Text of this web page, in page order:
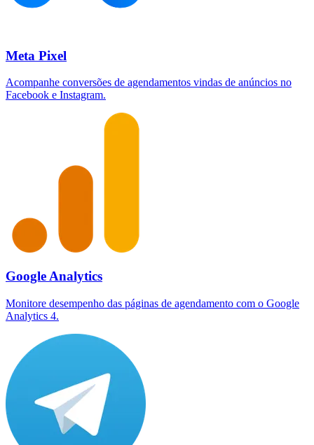
Meta Pixel
Acompanhe conversões de agendamentos vindas de anúncios no
Facebook e Instagram.
Google Analytics
Monitore desempenho das páginas de agendamento com o Google
Analytics 4.